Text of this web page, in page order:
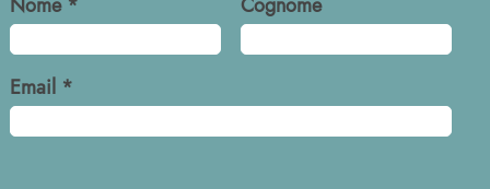
Nome * Cognome
Email *